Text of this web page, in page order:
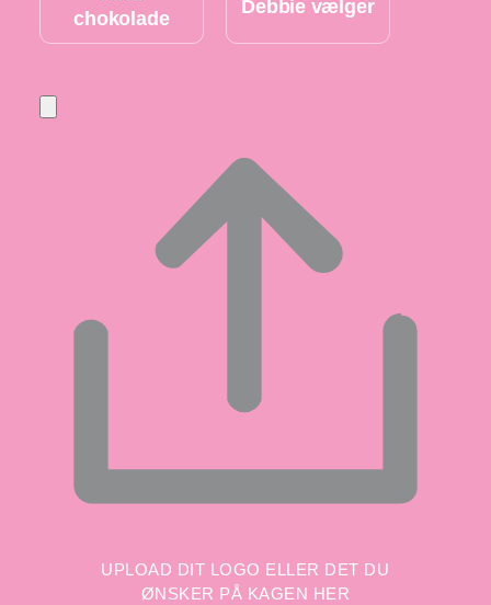
chokolade
Debbie vælger
UPLOAD DIT LOGO ELLER DET DU
ØNSKER PÅ KAGEN HER